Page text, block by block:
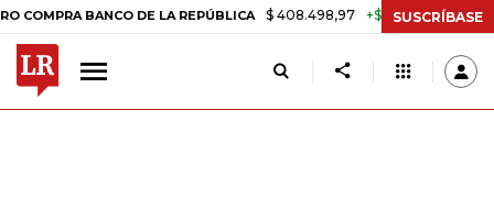
BANCO DE LA REPÚBLICA $ 408.498,97 +$ 8.753,81 +2,19%
SUSCRÍBASE